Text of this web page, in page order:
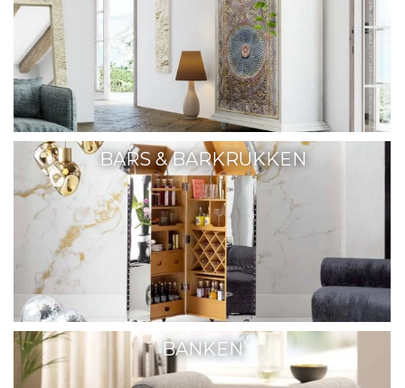
BARS & BARKRUKKEN
BANKEN